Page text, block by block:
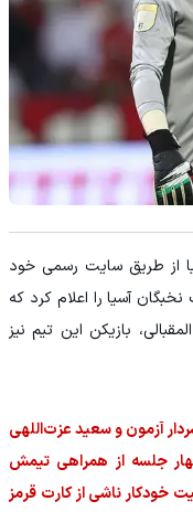
از طریق سایت رسمی خود
آسیا را اعلام کرد که
بازیکن این تیم نیز
آزمون و سعید عزت‌اللهی
جلسه از همراهی تیمش
خودکار ناشی از کارت قرمز